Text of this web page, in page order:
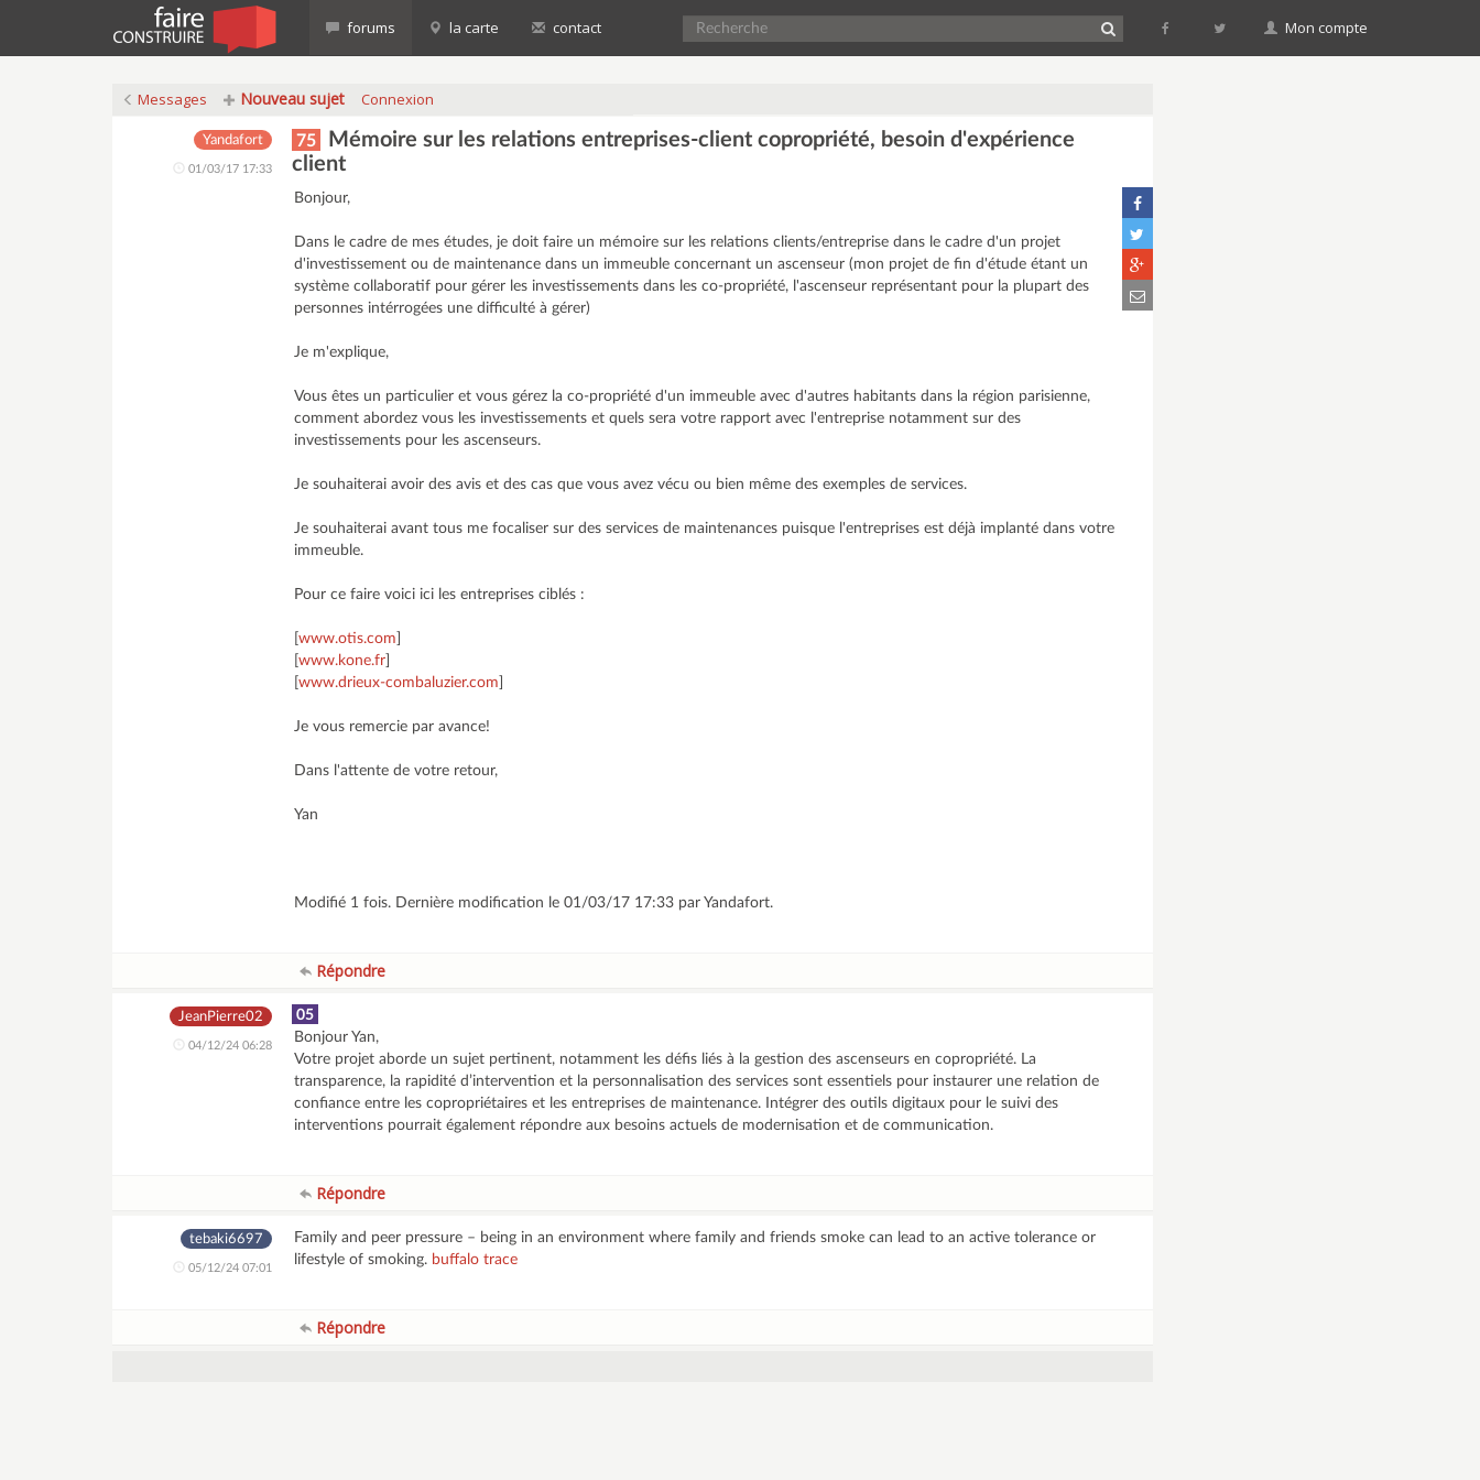
forums la carte contact Mon compte
Messages Nouveau sujet Connexion
Yandafort
01/03/17 17:33
75
Mémoire sur les relations entreprises-client copropriété, besoin d'expérience
client
Bonjour,
Dans le cadre de mes études, je doit faire un mémoire sur les relations clients/entreprise dans le cadre d'un projet
d'investissement ou de maintenance dans un immeuble concernant un ascenseur (mon projet de fin d'étude étant un
système collaboratif pour gérer les investissements dans les co-propriété, l'ascenseur représentant pour la plupart des
personnes intérrogées une difficulté à gérer)
Je m'explique,
Vous êtes un particulier et vous gérez la co-propriété d'un immeuble avec d'autres habitants dans la région parisienne,
comment abordez vous les investissements et quels sera votre rapport avec l'entreprise notamment sur des
investissements pour les ascenseurs.
Je souhaiterai avoir des avis et des cas que vous avez vécu ou bien même des exemples de services.
Je souhaiterai avant tous me focaliser sur des services de maintenances puisque l'entreprises est déjà implanté dans votre
immeuble.
Pour ce faire voici ici les entreprises ciblés :
[www.otis.com
[www.kone.fr
[www.drieux-combaluzier.com
Je vous remercie par avance!
Dans l'attente de votre retour,
Yan
Modifié 1 fois. Dernière modification le 01/03/17 17:33 par Yandafort.
Répondre
JeanPierre02
04/12/24 06:28
05
Bonjour Yan,
Votre projet aborde un sujet pertinent, notamment les défis liés à la gestion des ascenseurs en copropriété. La
transparence, la rapidité d’intervention et la personnalisation des services sont essentiels pour instaurer une relation de
confiance entre les copropriétaires et les entreprises de maintenance. Intégrer des outils digitaux pour le suivi des
interventions pourrait également répondre aux besoins actuels de modernisation et de communication.
Répondre
tebaki6697
05/12/24 07:01
Family and peer pressure – being in an environment where family and friends smoke can lead to an active tolerance or
lifestyle of smoking. buffalo trace
Répondre